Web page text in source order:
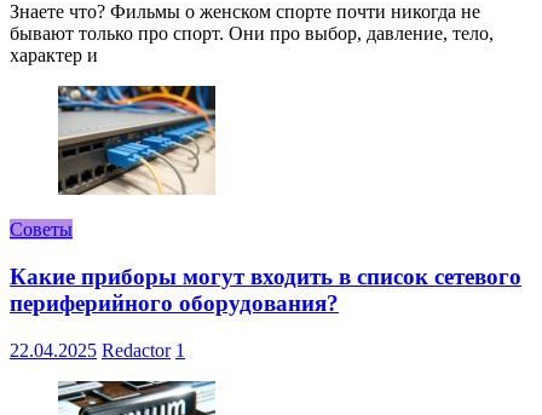
Знаете что? Фильмы о женском спорте почти никогда не
бывают только про спорт. Они про выбор, давление, тело,
характер и
Советы
Какие приборы могут входить в список сетевого
периферийного оборудования?
22.04.2025 Redactor 1